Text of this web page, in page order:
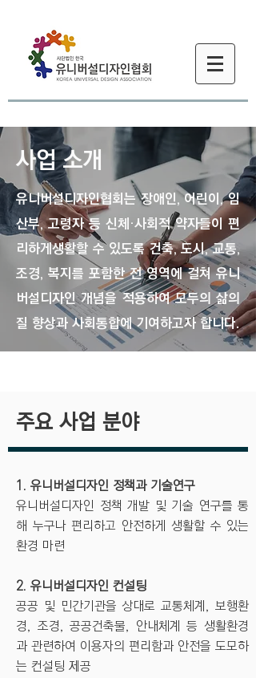
​사업 소개
유니버설디자인협회는 장애인, 어린이, 임
산부, 고령자 등 신체·사회적 약자들이 편
리하게생활할 수 있도록 건축, 도시, 교통,
조경, 복지를 포함한 전 영역에 걸쳐 유니
버설디자인 개념을 적용하여 모두의 삶의
질 향상과 사회통합에 기여하고자 합니다.
​주요 사업 분야
1. 유니버설디자인 정책과 기술연구
유니버설디자인 정책 개발 및 기술 연구를 통
해 누구나 편리하고 안전하게 생활할 수 있는
환경 마련
2. 유니버설디자인 컨설팅
공공 및 민간기관을 상대로 교통체계, 보행환
경, 조경, 공공건축물, 안내체계 등 생활환경
과 관련하여 이용자의 편리함과 안전을 도모하
는 컨설팅 제공